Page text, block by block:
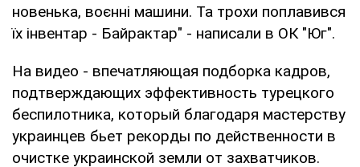
новенька, воєнні машини. Та трохи поплавився
їх інвентар - Байрактар" - написали в ОК "Юг".
На видео - впечатляющая подборка кадров,
подтверждающих эффективность турецкого
беспилотника, который благодаря мастерству
украинцев бьет рекорды по действенности в
очистке украинской земли от захватчиков.